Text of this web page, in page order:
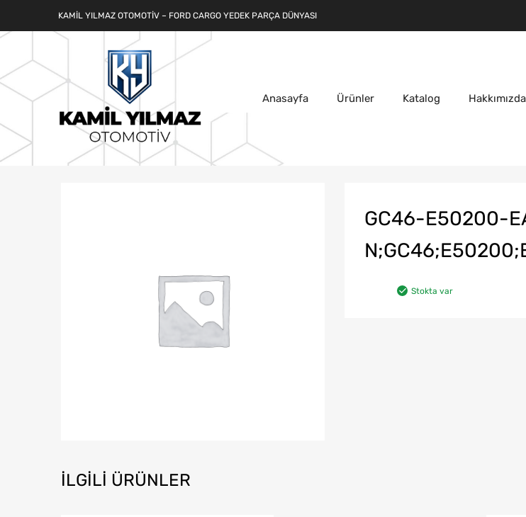
KAMIL YILMAZ OTOMOTIV – FORD CARGO YEDEK PARÇA DÜNYASI
Anasayfa Ürünler Katalog Hakkımızda
GC46-E50200-
Stokta var
İLGILI ÜRÜNLER